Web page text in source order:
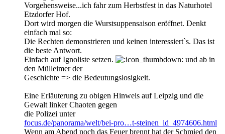
Vorgehensweise...ich fahr zum Herbstfest in das Naturhotel
Etzdorfer Hof.
Dort wird morgen die Wurstsuppensaison eröffnet. Denkt
einfach mal so:
Die Rechten demonstrieren und keinen interessiert`s. Das ist
die beste Antwort.
Einfach auf Ignoliste setzen.
und ab in
den Mülleimer der
Geschichte => die Bedeutungslosigkeit.
Eine Erläuterung zu obigen Hinweis auf Leipzig und die
Gewalt linker Chaoten gegen
die Polizei unter
focus.de/panorama/welt/bei-pro…t-steinen_id_4974606.html
Wenn am Abend noch das Feuer brennt hat der Schmied den